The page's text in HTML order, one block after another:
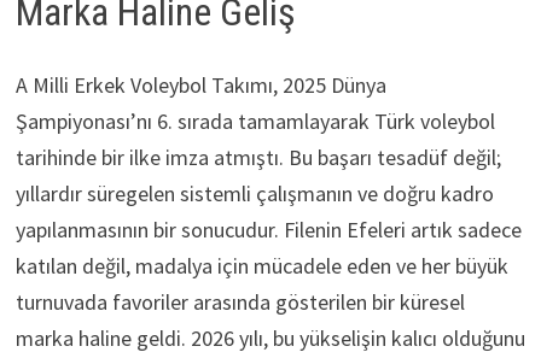
Marka Haline Geliş
A Milli Erkek Voleybol Takımı, 2025 Dünya
Şampiyonası’nı 6. sırada tamamlayarak Türk voleybol
tarihinde bir ilke imza atmıştı. Bu başarı tesadüf değil;
yıllardır süregelen sistemli çalışmanın ve doğru kadro
yapılanmasının bir sonucudur. Filenin Efeleri artık sadece
katılan değil, madalya için mücadele eden ve her büyük
turnuvada favoriler arasında gösterilen bir küresel
marka haline geldi. 2026 yılı, bu yükselişin kalıcı olduğunu